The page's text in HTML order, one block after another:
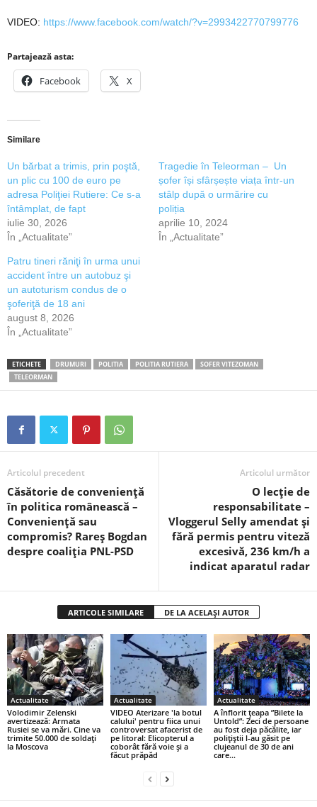
VIDEO: https://www.facebook.com/watch/?v=2993422770799776
Partajează asta:
Facebook X
Similare
Un bărbat a trimis, prin poştă,
un plic cu 100 de euro pe
adresa Poliţiei Rutiere: Ce s-a
întâmplat, de fapt
iulie 30, 2026
În „Actualitate”
Tragedie în Teleorman – Un
șofer își sfârșește viața într-un
stâlp după o urmărire cu
poliția
aprilie 10, 2024
În „Actualitate”
Patru tineri răniţi în urma unui
accident între un autobuz şi
un autoturism condus de o
şoferiţă de 18 ani
august 8, 2026
În „Actualitate”
ETICHETE DRUMURI POLITIA POLITIA RUTIERA
SOFER VITEZOMAN
TELEORMAN
Articolul precedent
Căsătorie de conveniență
în politica românească –
Conveniență sau
compromis? Rareș Bogdan
despre coaliția PNL-PSD
Articolul următor
O lecție de
responsabilitate –
Vloggerul Selly amendat și
fără permis pentru viteză
excesivă, 236 km/h a
indicat aparatul radar
ARTICOLE SIMILARE DE LA ACELAȘI AUTOR
Actualitate
Volodimir Zelenski
avertizează: Armata
Rusiei se va mări. Cine va
trimite 50.000 de soldați
la Moscova
Actualitate
VIDEO Aterizare 'la botul
calului' pentru fiica unui
controversat afacerist de
pe litoral: Elicopterul a
coborât fără voie și a
făcut prăpăd
Actualitate
A înflorit țeapa ”Bilete la
Untold”: Zeci de persoane
au fost deja păcălite, iar
polițiștii l-au găsit pe
clujeanul de 30 de ani
care...